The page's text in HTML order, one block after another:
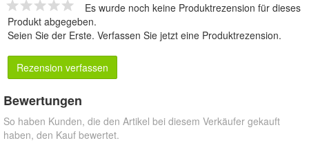
Es wurde noch keine Produktrezension für dieses
Produkt abgegeben.
Seien Sie der Erste. Verfassen Sie jetzt eine Produktrezension.
Rezension verfassen
Bewertungen
So haben Kunden, die den Artikel bei diesem Verkäufer gekauft
haben, den Kauf bewertet.